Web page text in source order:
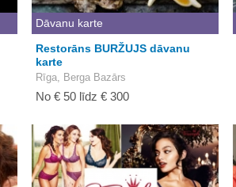
Dāvanu karte
Restorāns BURŽUJS dāvanu
karte
Rīga, Berga Bazārs
No € 50 līdz € 300